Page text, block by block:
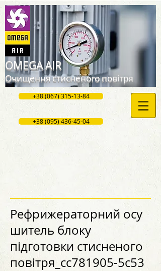
OMEGA AIR
Очищення стисненого повітря
+38 (067) 315-13-84
+38 (095) 436-45-04
Рефрижераторний осу
шитель блоку
підготовки стисненого
повітря_cc781905-5c53